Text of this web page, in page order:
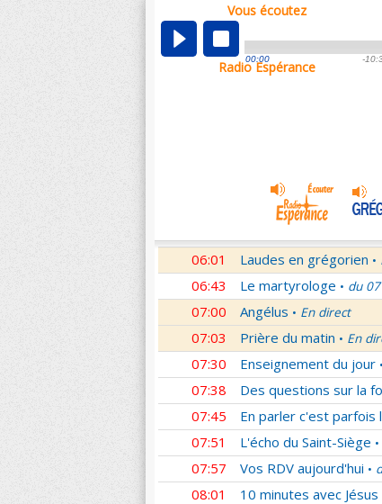
Vous écoutez
00:00 -
Radio Espérance
00:04
01:03 Sentinelles de la foi •
01:32 10 minutes avec Jésus
Si tu savais le don de
En Toi nos sources •
06:01 Laudes en grégorien •
06:43 Le martyrologe • du
07:00 Angélus • En direct
07:03 Prière du matin • En
07:30 Enseignement du jour •
07:38 Des questions sur la
07:45 En parler c'est parfois
07:51 L'écho du Saint-Siège •
07:57 Vos RDV aujourd'hui •
08:01 10 minutes avec Jésus